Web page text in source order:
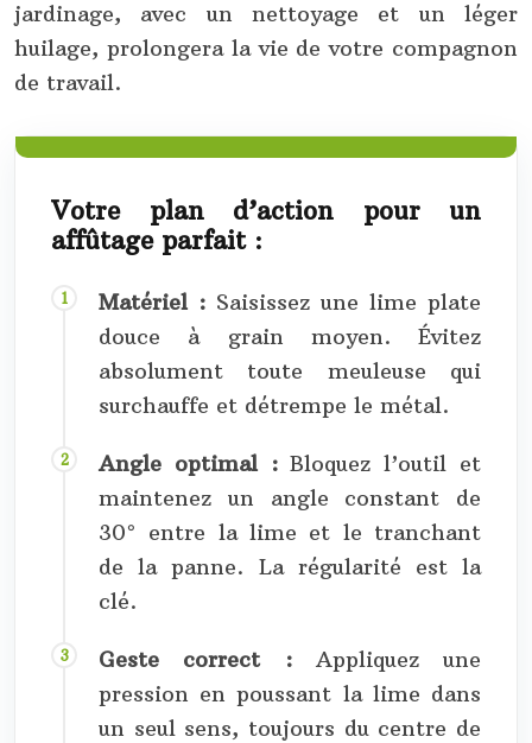
jardinage, avec un nettoyage et un léger
huilage, prolongera la vie de votre compagnon
de travail.
Votre plan d’action pour un
affûtage parfait :
Matériel : Saisissez une lime plate
douce à grain moyen. Évitez
absolument toute meuleuse qui
surchauffe et détrempe le métal.
Angle optimal :Bloquez l’outil et
maintenez un angle constant de
30° entre la lime et le tranchant
de la panne. La régularité est la
clé.
Geste correct :Appliquez une
pression en poussant la lime dans
un seul sens, toujours du centre de